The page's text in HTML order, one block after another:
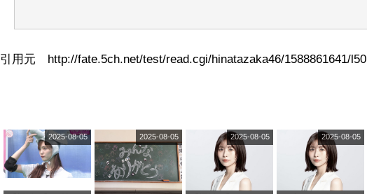
引用元 http://fate.5ch.net/test/read.cgi/hinatazaka46/1588861641/l50
2025-08-05 2025-08-05 2025-08-05 2025-08-05